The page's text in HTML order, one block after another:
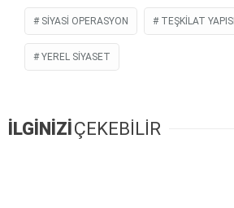
SIYASI OPERASYON TEŞKILAT YAPISI
YEREL SIYASET
İLGİNİZİ ÇEKEBİLİR